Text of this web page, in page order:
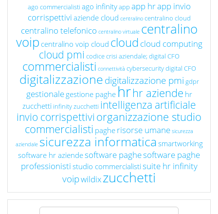
ago commercialisti ago infinityapp app hrapp invio
corrispettivi aziende cloud centralino centralino cloud
centralino telefonico centralino virtuale centralino
voip centralino voip cloud cloud cloud computing
cloud pmi codice crisi aziendale; digital CFO
commercialisti connettività cybersecuritydigital CFO
digitalizzazionedigitalizzazione pmi gdpr
gestionale gestione paghe hrhr aziende hr
zucchetti infinity zucchetti intelligenza artificiale
invio corrispettivi organizzazione studio
commercialisti paghe risorse umane sicurezza
aziendale sicurezza informatica smartworking
software hr aziendesoftware paghesoftware paghe
professionisti studio commercialisti suite hr infinity
voipwildixzucchetti